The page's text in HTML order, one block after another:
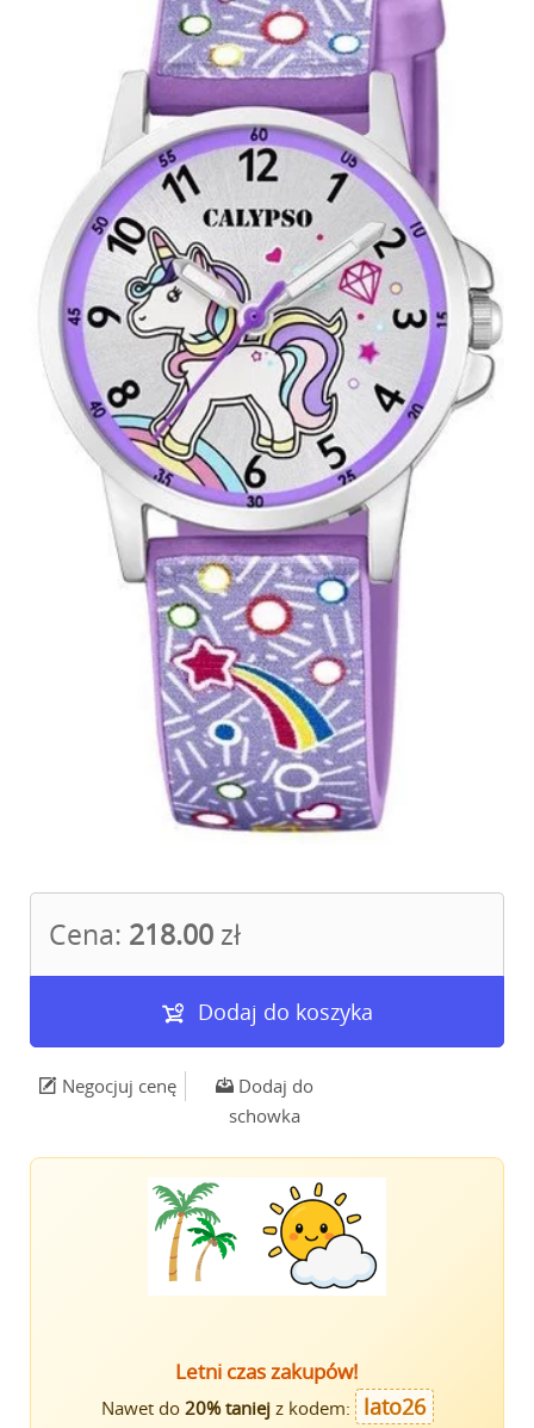
Cena: 218.00 zł
Dodaj do koszyka
Negocjuj cenę
Dodaj do
schowka
Letni czas zakupów!
Nawet do 20% taniejz kodem: lato26